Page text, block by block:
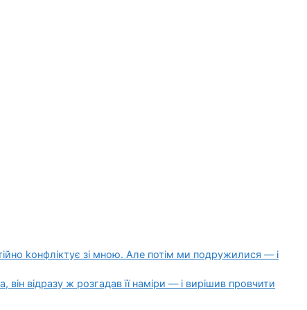
kонфліктує зі мною. Але потім ми подружилися — і
відразу ж розгадав її наміри — і вирішив провчити